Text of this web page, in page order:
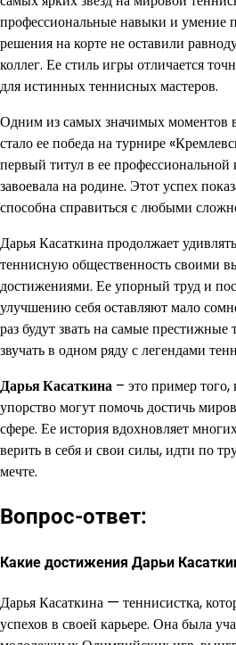
профессиональные навыки и умение
решения на корте не оставили
коллег. Ее стиль игры отличается
для истинных теннисных мастеров.
Одним из самых значимых моментов
стало ее победа на турнире
первый титул в ее профессиональной
завоевала на родине. Этот успех
способна справиться с любыми
Дарья Касаткина продолжает
теннисную общественность своими
достижениями. Ее упорный труд и
улучшению себя оставляют мало
раз будут звать на самые престижные
звучать в одном ряду с легендами
Дарья Касаткина – это пример того,
упорство могут помочь достичь
сфере. Ее история вдохновляет
верить в себя и свои силы, идти по
мечте.
Вопрос-ответ:
Какие достижения Дарьи
Дарья Касаткина — теннисистка,
успехов в своей карьере. Она была